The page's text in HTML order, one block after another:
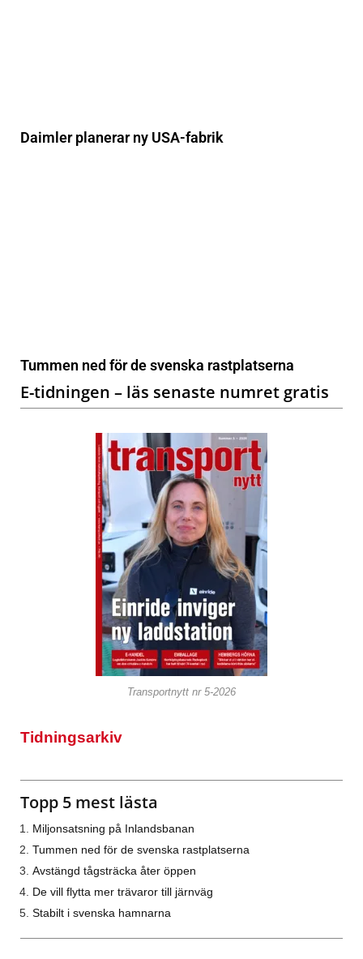
Daimler planerar ny USA-fabrik
Tummen ned för de svenska rastplatserna
E-tidningen – läs senaste numret gratis
Transportnytt nr 5-2026
Tidningsarkiv
Topp 5 mest lästa
Miljonsatsning på Inlandsbanan
Tummen ned för de svenska rastplatserna
Avstängd tågsträcka åter öppen
De vill flytta mer trävaror till järnväg
Stabilt i svenska hamnarna